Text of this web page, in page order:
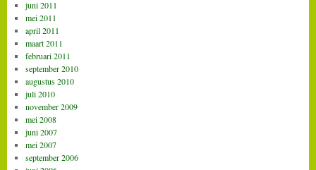
juni 2011
mei 2011
april 2011
maart 2011
februari 2011
september 2010
augustus 2010
juli 2010
november 2009
mei 2008
juni 2007
mei 2007
september 2006